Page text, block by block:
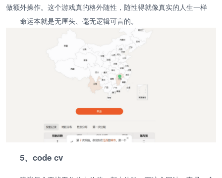
做额外操作。这个游戏真的格外随性，随性得就像真实的人生一样
——命运本就是无厘头、毫无逻辑可言的。
5、code cv